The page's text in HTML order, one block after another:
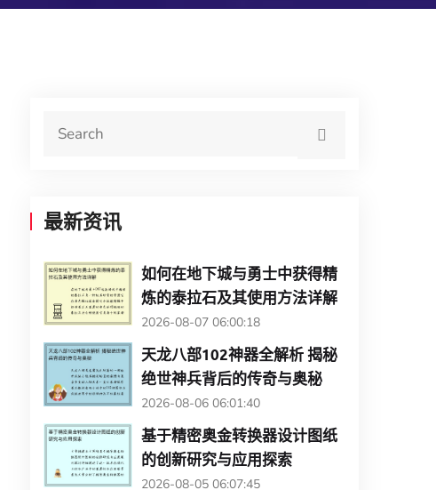
最新资讯
如何在地下城与勇士中获得精
炼的泰拉石及其使用方法详解
2026-08-07 06:00:18
天龙八部102神器全解析 揭秘
绝世神兵背后的传奇与奥秘
2026-08-06 06:01:40
基于精密奥金转换器设计图纸
的创新研究与应用探索
2026-08-05 06:07:45